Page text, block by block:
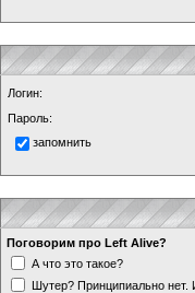
Логин:
Пароль:
запомнить
Поговорим про Left Alive?
А что это такое?
Шутер? Принципиально нет.